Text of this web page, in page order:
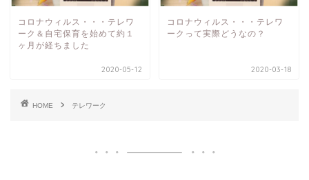
コロナウィルス・・・テレワ
ーク＆自宅保育を始めて約１
ヶ月が経ちました
2020-05-12
コロナウィルス・・・テレワ
ークって実際どうなの？
2020-03-18
HOME テレワーク